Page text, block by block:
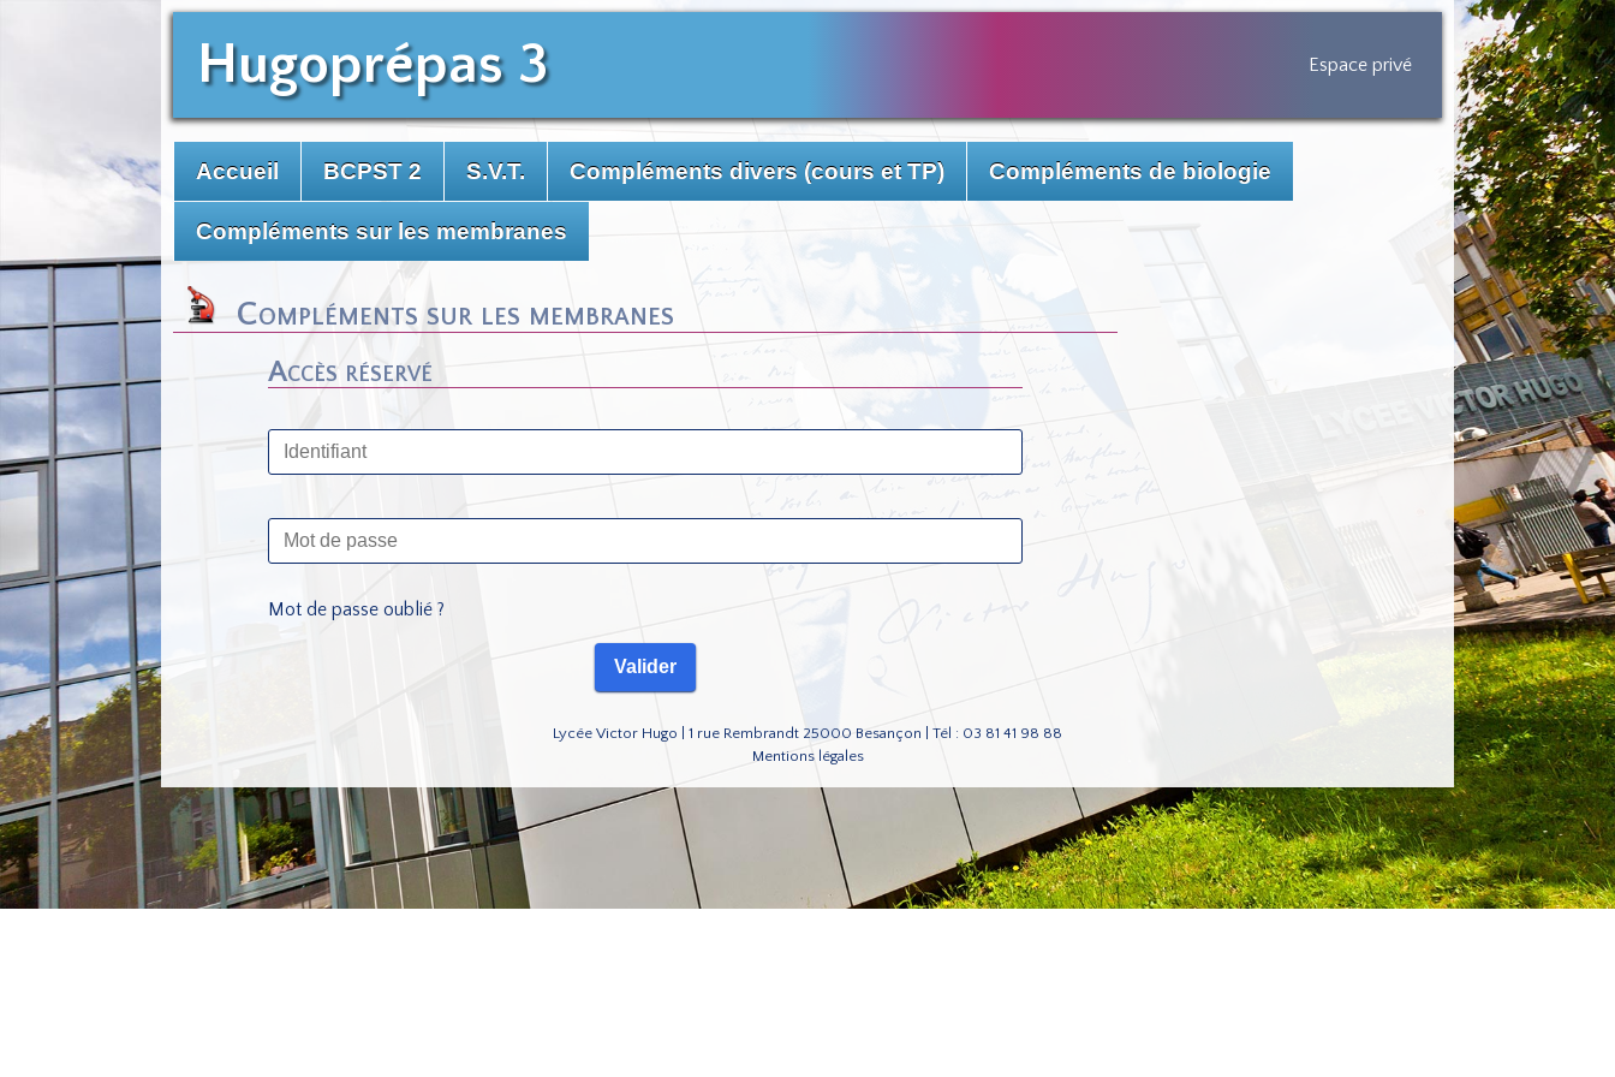
Hugoprépas 3 Espace privé
Accueil BCPST 2 S.V.T. Compléments divers (cours et TP) Compléments de biologie
Compléments sur les membranes
Compléments sur les membranes
Accès réservé
Mot de passe oublié ?
Lycée Victor Hugo | 1 rue Rembrandt 25000 Besançon | Tél : 03 81 41 98 88
Mentions légales